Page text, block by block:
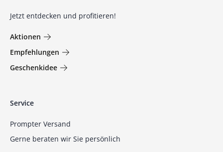
Jetzt entdecken und profitieren!
Aktionen
Empfehlungen
Geschenkidee
Service
Prompter Versand
Gerne beraten wir Sie persönlich